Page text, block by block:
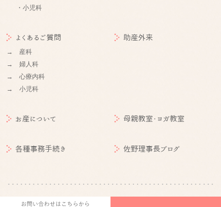
・小児科
よくあるご質問
→ 産科
→ 婦人科
→ 心療内科
→ 小児科
助産外来
お産について 母親教室・ヨガ教室
各種事務手続き 佐野理事長ブログ
©札幌産婦人科 | 医療法人社団朋佑会 札幌産科婦人科